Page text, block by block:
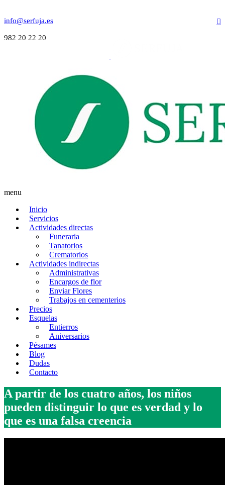
info@serfuja.es
982 20 22 20
menu
Inicio
Servicios
Actividades directas
Funeraria
Tanatorios
Crematorios
Actividades indirectas
Administrativas
Encargos de flor
Enviar Flores
Trabajos en cementerios
Precios
Esquelas
Entierros
Aniversarios
Pésames
Blog
Dudas
Contacto
A partir de los cuatro años, los niños
pueden distinguir lo que es verdad y lo
que es una falsa creencia